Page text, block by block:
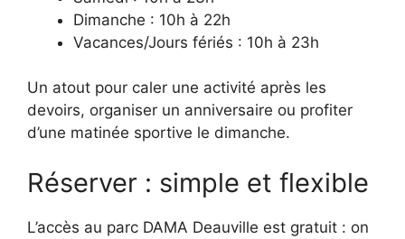
Dimanche : 10h à 22h
Vacances/Jours fériés : 10h à 23h
Un atout pour caler une activité après les
devoirs, organiser un anniversaire ou profiter
d’une matinée sportive le dimanche.
Réserver : simple et flexible
L’accès au parc DAMA Deauville est gratuit : on